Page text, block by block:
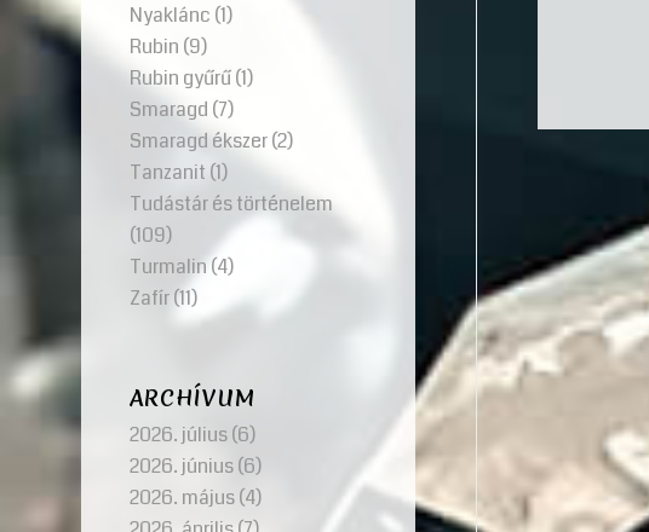
Nyaklánc (1)
Rubin (9)
Rubin gyűrű(1)
Smaragd (7)
Smaragd ékszer(2)
Tanzanit (1)
Tudástár és történelem
(109)
Turmalin (4)
Zafír(11)
ARCHÍVUM
2026. július(6)
2026. június(6)
2026. május(4)